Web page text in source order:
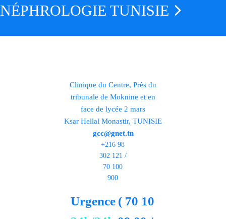
NÉPHROLOGIE TUNISIE
Clinique du Centre, Près du
tribunale de Moknine et en
face de lycée 2 mars
Ksar Hellal Monastir, TUNISIE
gcc@gnet.tn
+216 98
302 121 /
70 100
900
Urgence ( 70 10